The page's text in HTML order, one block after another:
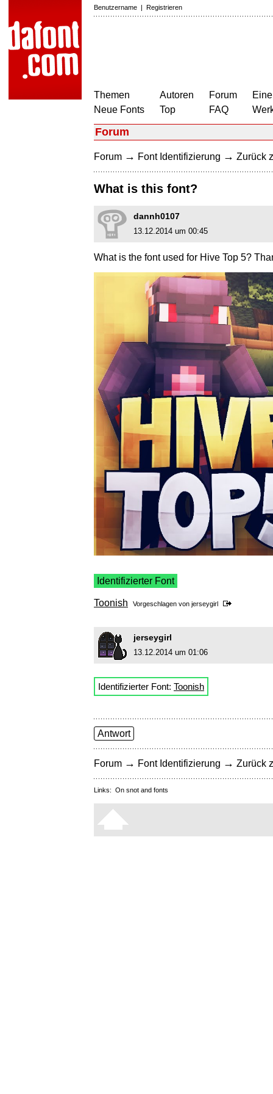
Benutzername | Registrieren
Themen
Neue Fonts
Autoren
Top
Forum
FAQ
Forum
Forum → Font Identifizierung → Zurück
What is this font?
dannh0107
13.12.2014 um 00:45
What is the font used for Hive Top 5?
Identifizierter Font
Toonish Vorgeschlagen von jerseygirl
jerseygirl
13.12.2014 um 01:06
Identifizierter Font: Toonish
Antwort
Forum → Font Identifizierung → Zurück
Links: On snot and fonts